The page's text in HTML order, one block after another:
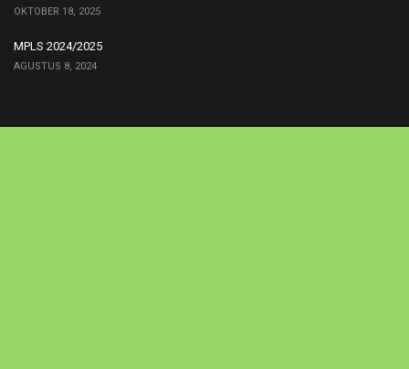
OKTOBER 18, 2025
MPLS 2024/2025
AGUSTUS 8, 2024